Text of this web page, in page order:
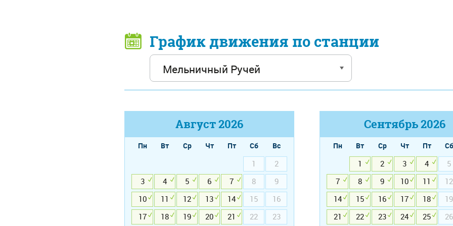
График движения по станции
Август2026
Пн Вт Ср Чт Пт Сб
Вс
1
2
3
4 5 6 7 8
9
10
11 12 13 14 15
16
17
18 19 20 21 22 23
Сентябрь2026
Пн Вт Ср Чт Пт Сб
1
2 3 4 5
7
8 9 10 11 12
14
15 16 17 18 19
21
22 23 24 25 26